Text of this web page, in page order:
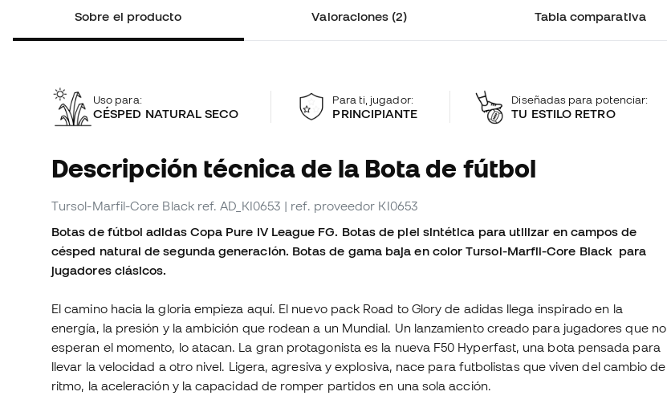
Sobre el producto Valoraciones (2) Tabla comparativa
Uso para:
CÉSPED NATURAL SECO
Para ti, jugador:
PRINCIPIANTE
Diseñadas para potenciar:
TU ESTILO RETRO
Descripción técnica de la Bota de fútbol
Tursol-Marfil-Core Black ref. AD_KI0653 | ref. proveedor KI0653
Botas de fútbol adidas Copa Pure IV League FG. Botas de piel sintética para utilizar en campos de
césped natural de segunda generación. Botas de gama baja en color Tursol-Marfil-Core Black para
jugadores clásicos.
El camino hacia la gloria empieza aquí. El nuevo pack Road to Glory de adidas llega inspirado en la
energía, la presión y la ambición que rodean a un Mundial. Un lanzamiento creado para jugadores que no
esperan el momento, lo atacan. La gran protagonista es la nueva F50 Hyperfast, una bota pensada para
llevar la velocidad a otro nivel. Ligera, agresiva y explosiva, nace para futbolistas que viven del cambio de
ritmo, la aceleración y la capacidad de romper partidos en una sola acción.